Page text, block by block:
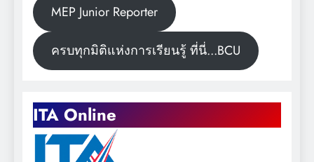
MEP Junior Reporter
ครบทุกมิติแห่งการเรียนรู้ ที่นี่...BCU
ITA Online